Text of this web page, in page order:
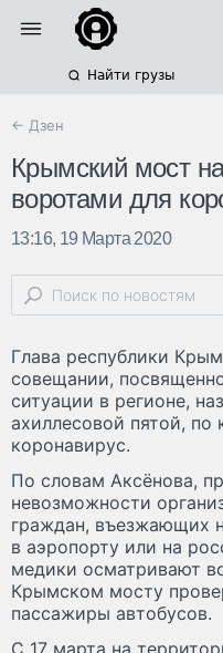
Найти грузы
← Дзен
Крымский мост
воротами для
13:16, 19 Марта 2020
Глава республики
совещании,
ситуации в регионе,
ахиллесовой пятой,
коронавирус.
По словам Аксёнова,
невозможности
граждан, въезжающих
в аэропорту или на
медики осматривают
Крымском мосту
пассажиры автобусов.